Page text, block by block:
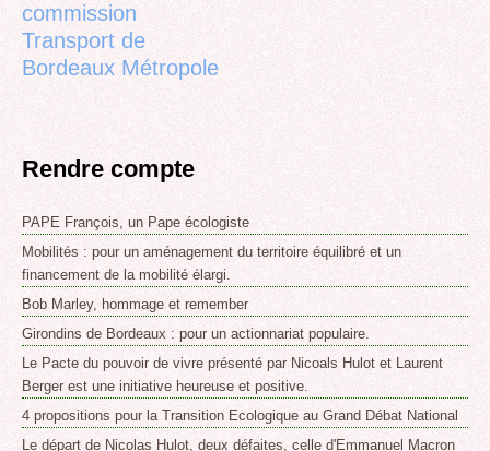
commission
Transport de
Bordeaux Métropole
Rendre compte
PAPE François, un Pape écologiste
Mobilités : pour un aménagement du territoire équilibré et un
financement de la mobilité élargi.
Bob Marley, hommage et remember
Girondins de Bordeaux : pour un actionnariat populaire.
Le Pacte du pouvoir de vivre présenté par Nicoals Hulot et Laurent
Berger est une initiative heureuse et positive.
4 propositions pour la Transition Ecologique au Grand Débat National
Le départ de Nicolas Hulot, deux défaites, celle d'Emmanuel Macron